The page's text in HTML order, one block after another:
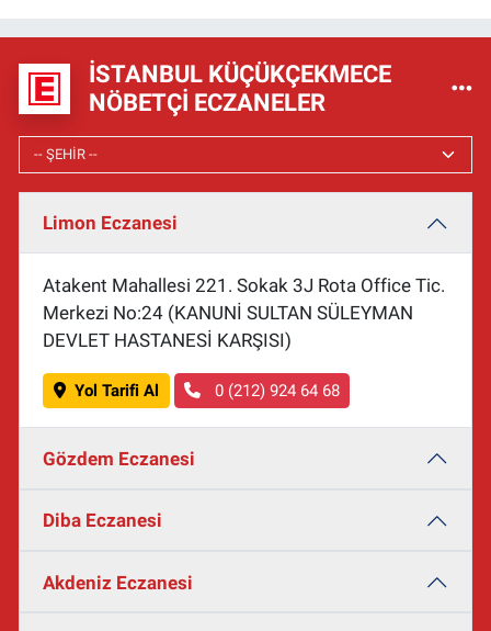
İSTANBUL KÜÇÜKÇEKMECE
NÖBETÇI ECZANELER
Limon Eczanesi
Atakent Mahallesi 221. Sokak 3J Rota Office Tic.
Merkezi No:24 (KANUNİ SULTAN SÜLEYMAN
DEVLET HASTANESİ KARŞISI)
Yol Tarifi Al 0 (212) 924 64 68
Gözdem Eczanesi
Diba Eczanesi
Akdeniz Eczanesi